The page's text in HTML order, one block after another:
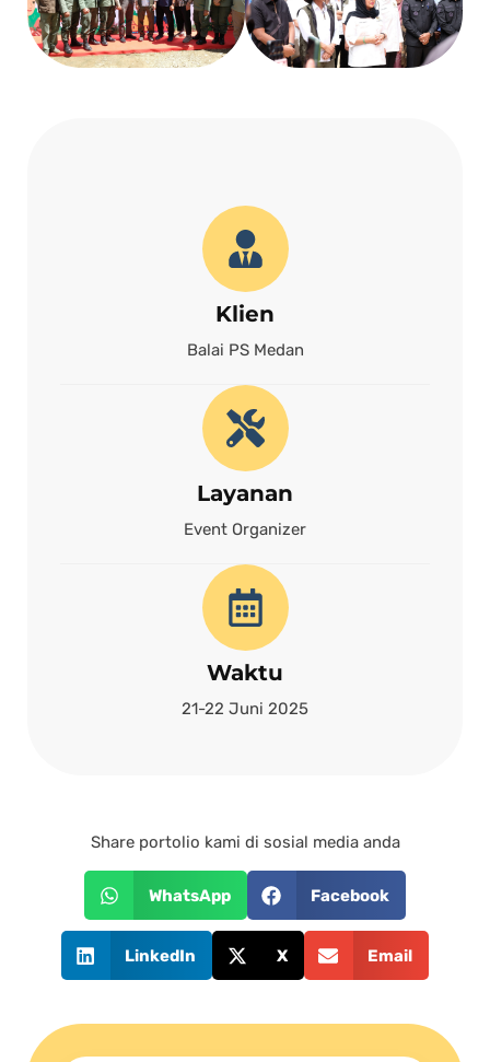
Klien
Balai PS Medan
Layanan
Event Organizer
Waktu
21-22 Juni 2025
Share portolio kami di sosial media anda
WhatsApp Facebook
LinkedIn X Email